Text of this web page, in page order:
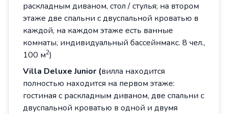
раскладным диваном, стол / стулья; на втором
этаже две спальни с двуспальной кроватью в
каждой, на каждом этаже есть ванные
комнаты, индивидуальный бассейнмакс. 8 чел.,
100 м2)
Villa Deluxe Junior (вилла находится
полностью находится на первом этаже:
гостиная с раскладным диваном, две спальни с
двуспальной кроватью в одной и двумя